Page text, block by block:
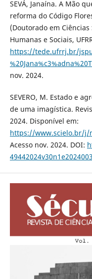
SEVÁ, Janaína. A Mão
reforma do Código
(Doutorado em
Humanas e Sociais,
https://tede.ufrrj.br/
nov. 2024.
SEVERO, M. Estado e
de uma imagística.
2024. Disponível em:
https://www.scielo.br/j/
Acesso nov. 2024. DOI: